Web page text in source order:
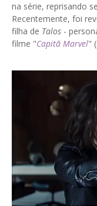
na série, reprisando
Recentemente, foi
filha de Talos -
filme "Capitã Marvel"